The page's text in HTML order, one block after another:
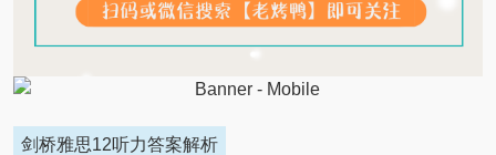
剑桥雅思12听力答案解析